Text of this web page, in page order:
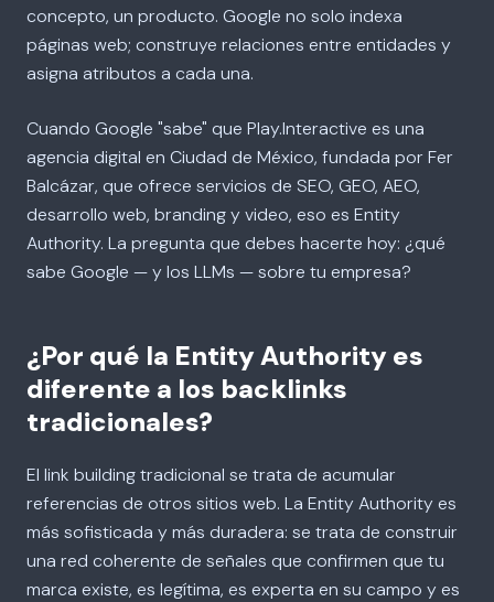
concepto, un producto. Google no solo indexa
páginas web; construye relaciones entre entidades y
asigna atributos a cada una.
Cuando Google "sabe" que Play.Interactive es una
agencia digital en Ciudad de México, fundada por Fer
Balcázar, que ofrece servicios de SEO, GEO, AEO,
desarrollo web, branding y video, eso es Entity
Authority. La pregunta que debes hacerte hoy: ¿qué
sabe Google — y los LLMs — sobre tu empresa?
¿Por qué la Entity Authority es
diferente a los backlinks
tradicionales?
El link building tradicional se trata de acumular
referencias de otros sitios web. La Entity Authority es
más sofisticada y más duradera: se trata de construir
una red coherente de señales que confirmen que tu
marca existe, es legítima, es experta en su campo y es